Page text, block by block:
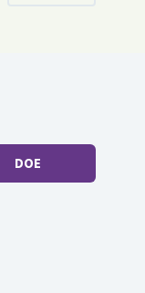
DOE